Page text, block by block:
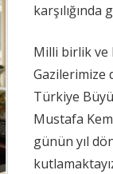
karşılığında
Milli birlik ve
Gazilerimize
Türkiye
Mustafa
günün yıl